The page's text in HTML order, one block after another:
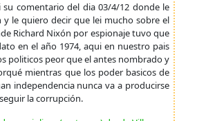
su comentario del dia 03/4/12 donde le
le quiero decir que lei mucho sobre el
Richard Nixón por espionaje tuvo que
en el año 1974, aqui en nuestro pais
politicos peor que el antes nombrado y
mientras que los poder basicos de
independencia nunca va a producirse
la corrupción.